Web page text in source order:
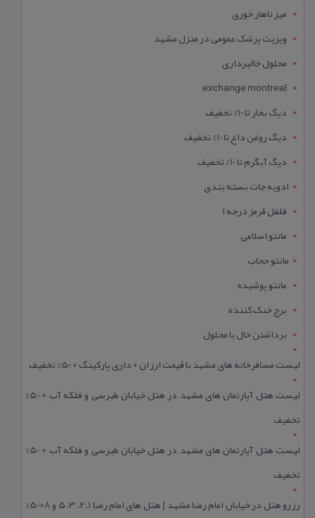
میز ناهار خوری
ویزیت پزشک عمومی در منزل مشهد
محلول خالبرداری
exchange montreal
دیگ بخار تا 10% تخفیف
دیگ روغن داغ تا 10% تخفیف
دیگ آبگرم تا 10% تخفیف
ادویه جات بسته بندی
فلفل قرمز درجه 1
مانتو اسلامی
مانتو حجاب
مانتو پوشیده
برج خنک کننده
برداشتن خال با محلول
لیست مسافرخانه های مشهد با قیمت ارزان + داری پارکینگ + 50% تخفیف
لیست هتل آپارتمان های مشهد در هتل خیابان طبرسی و فلکه آب + 50%
تخفیف
لیست هتل آپارتمان های مشهد در هتل خیابان طبرسی و فلکه آب + 50%
تخفیف
رزرو هتل در خیابان امام رضا مشهد | هتل‌ های امام رضا 1، 2، 3، 5 و 8+50%